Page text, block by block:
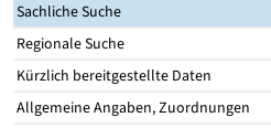
Sachliche Suche
Regionale Suche
Kürzlich bereitgestellte Daten
Allgemeine Angaben, Zuordnungen